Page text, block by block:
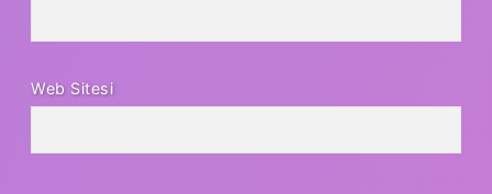
Web Sitesi